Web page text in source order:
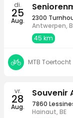
di.
25
Aug.
2300
Antwerpen,
45 km
MTB Toertocht
vr.
28
Aug.
Souvenir
7860
Hainaut, BE